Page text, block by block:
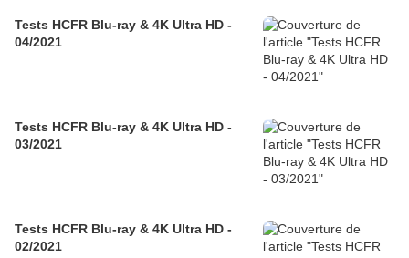
Tests HCFR Blu-ray & 4K Ultra HD -
04/2021
Tests HCFR Blu-ray & 4K Ultra HD -
03/2021
Tests HCFR Blu-ray & 4K Ultra HD -
02/2021